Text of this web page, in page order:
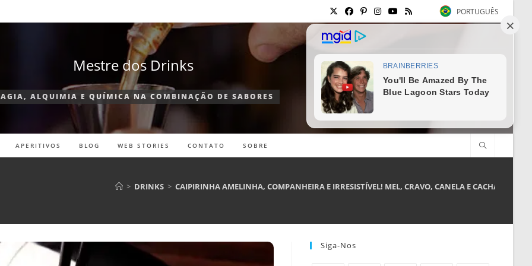
PORTUGUÊS
Mestre dos Drinks
ALQUIMIA E QUÍMICA NA COMBINAÇÃO DE SABORES
APERITIVOS BLOG WEB STORIES CONTATO SOBRE
> DRINKS > CAIPIRINHA AMELINHA, COMPANHEIRA E IRRESISTÍVEL! MEL, CRAVO, CANELA E CACHAÇA
Siga-Nos